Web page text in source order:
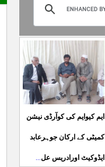
ایم کیوایم کی کوآرڈی نیشن
کمیٹی کے ارکان جوہرعابد
ایڈوکیٹ اورادریس عل...